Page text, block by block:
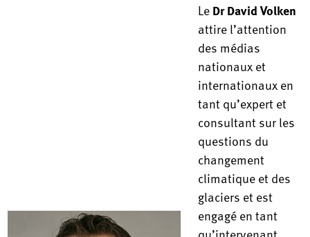
LeDr David Volken
attire l’attention
des médias
nationaux et
internationaux en
tant qu’expert et
consultant sur les
questions du
changement
climatique et des
glaciers et est
engagé en tant